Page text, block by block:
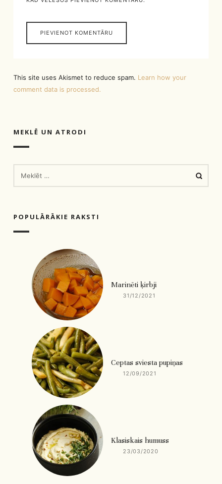
This site uses Akismet to reduce spam. Learn how your
comment data is processed.
MEKLĒ UN ATRODI
POPULĀRĀKIE RAKSTI
Marinēti ķirbji
31/12/2021
Ceptas sviesta pupiņas
12/09/2021
Klasiskais humuss
23/03/2020